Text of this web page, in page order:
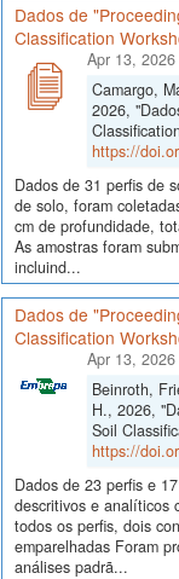
Dados de
Classification
Apr 13, 2026
Camargo,
2026,
https://
Dados de 31 perfis de
de solo, foram
cm de profundidade,
As amostras foram
incluind...
Dados de
Classification
Apr 13, 2026
Beinroth,
H., 2026,
Soil
https://
Dados de 23 perfis e
descritivos e analíticos
todos os perfis, dois
emparelhadas Foram
análises padrã...